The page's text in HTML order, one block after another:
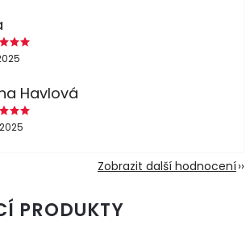
Havlová
Zobrazit další hodnocení
PRODUKTY